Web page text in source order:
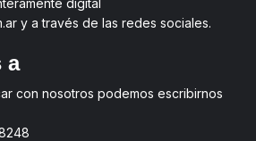
y a través de las redes sociales.
a
con nosotros podemos escribirnos